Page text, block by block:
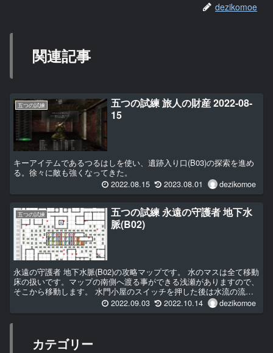
dezikomoe
関連記事
五つの試練
五つの試練 旅人の財産 2022-08-
15
キーアイテムであるつるはしを使い、遺跡入り口(B03)の探索を進め
る。徐々に敵も強くなってきた。
2022.08.15 2023.08.01 dezikomoe
五つの試練
五つの試練 永遠の守護者 地下水
脈(B02)
永遠の守護者 地下水脈(B02)の攻略マップです。 水のマスは全て移動
床の扱いです。マップの南側へ渡る事ができる浅瀬がありますので、
そこから移動します。 水門小屋のスイッチを押した後は水流の流れ
が変わり、マップ中央の礼拝堂へ渡れるようになります。
2022.09.03 2022.10.14 dezikomoe
カテゴリー